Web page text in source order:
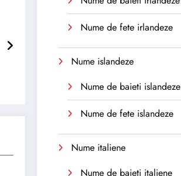
Nume de fete irlandeze
Nume islandeze
Nume de baieti islandeze
Nume de fete islandeze
Nume italiene
Nume de baieti italiene